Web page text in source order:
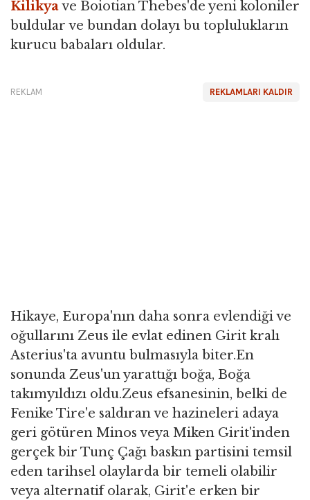
Kilikyave Boiotian Thebes'de yeni koloniler
buldular ve bundan dolayı bu toplulukların
kurucu babaları oldular.
REKLAMLARI KALDIR
REKLAM
Hikaye, Europa'nın daha sonra evlendiği ve
oğullarını Zeus ile evlat edinen Girit kralı
Asterius'ta avuntu bulmasıyla biter.En
sonunda Zeus'un yarattığı boğa, Boğa
takımyıldızı oldu.Zeus efsanesinin, belki de
Fenike Tire'e saldıran ve hazineleri adaya
geri götüren Minos veya Miken Girit'inden
gerçek bir Tunç Çağı baskın partisini temsil
eden tarihsel olaylarda bir temeli olabilir
veya alternatif olarak, Girit'e erken bir